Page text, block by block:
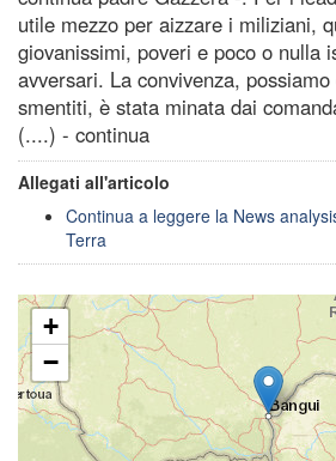
utile mezzo per aizzare i miliziani,
giovanissimi, poveri e poco o nulla
avversari. La convivenza,
smentiti, è stata minata dai
(....) - continua
Allegati all'articolo
Continua a leggere la News
Terra
+
−